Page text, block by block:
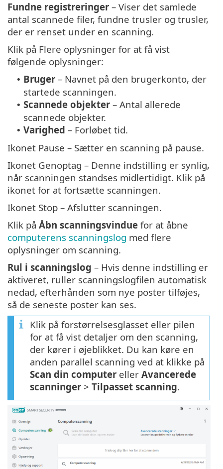
Fundne registreringer – Viser det samlede
antal scannede filer, fundne trusler og trusler,
der er renset under en scanning.
Klik på Flere oplysninger for at få vist
følgende oplysninger:
• Bruger – Navnet på den brugerkonto, der
startede scanningen.
• Scannede objekter – Antal allerede
scannede objekter.
• Varighed – Forløbet tid.
Ikonet Pause – Sætter en scanning på pause.
Ikonet Genoptag – Denne indstilling er synlig,
når scanningen standses midlertidigt. Klik på
ikonet for at fortsætte scanningen.
Ikonet Stop – Afslutter scanningen.
Klik på Åbn scanningsvindue for at åbne
computerens scanningslog med flere
oplysninger om scanning.
Rul i scanningslog – Hvis denne indstilling er
aktiveret, ruller scanningslogfilen automatisk
nedad, efterhånden som nye poster tilføjes,
så de seneste poster kan ses.
Klik på forstørrelsesglasset eller pilen
for at få vist detaljer om den scanning,
der kører i øjeblikket. Du kan køre en
anden parallel scanning ved at klikke på
Scan din computer eller Avancerede
scanninger > Tilpasset scanning.